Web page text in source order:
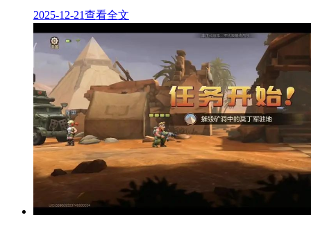
2025-12-21查看全文